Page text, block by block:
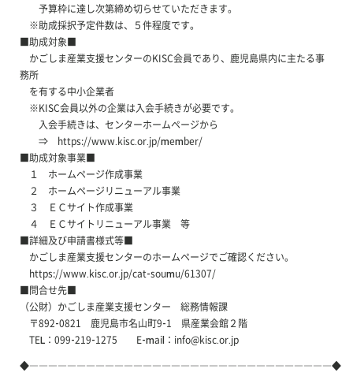
予算枠に達し次第締め切らせていただきます。
※助成採択予定件数は、５件程度です。
■助成対象■
かごしま産業支援センターのKISC会員であり、鹿児島県内に主たる事
務所
を有する中小企業者
※KISC会員以外の企業は入会手続きが必要です。
入会手続きは、センターホームページから
⇒ https://www.kisc.or.jp/member/
■助成対象事業■
１ ホームページ作成事業
２ ホームページリニューアル事業
３ ＥＣサイト作成事業
４ ＥＣサイトリニューアル事業 等
■詳細及び申請書様式等■
かごしま産業支援センターのホームページでご確認ください。
https://www.kisc.or.jp/cat-soumu/61307/
■問合せ先■
（公財）かごしま産業支援センター 総務情報課
〒892-0821 鹿児島市名山町9-1 県産業会館２階
TEL：099-219-1275 E-mail：info@kisc.or.jp
◆――――――――――――――――――――――――――――――――◆